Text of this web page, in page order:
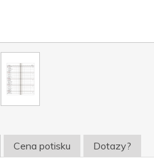
Cena potisku Dotazy?